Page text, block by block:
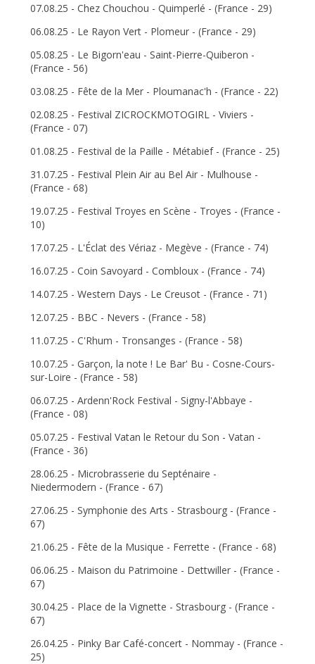
07.08.25 - Chez Chouchou - Quimperlé - (France - 29)
06.08.25 - Le Rayon Vert - Plomeur - (France - 29)
05.08.25 - Le Bigorn'eau - Saint-Pierre-Quiberon -
(France - 56)
03.08.25 - Fête de la Mer - Ploumanac'h - (France - 22)
02.08.25 - Festival ZICROCKMOTOGIRL - Viviers -
(France - 07)
01.08.25 - Festival de la Paille - Métabief - (France - 25)
31.07.25 - Festival Plein Air au Bel Air - Mulhouse -
(France - 68)
19.07.25 - Festival Troyes en Scène - Troyes - (France -
10)
17.07.25 - L'Éclat des Vériaz - Megève - (France - 74)
16.07.25 - Coin Savoyard - Combloux - (France - 74)
14.07.25 - Western Days - Le Creusot - (France - 71)
12.07.25 - BBC - Nevers - (France - 58)
11.07.25 - C'Rhum - Tronsanges - (France - 58)
10.07.25 - Garçon, la note ! Le Bar' Bu - Cosne-Cours-
sur-Loire - (France - 58)
06.07.25 - Ardenn'Rock Festival - Signy-l'Abbaye -
(France - 08)
05.07.25 - Festival Vatan le Retour du Son - Vatan -
(France - 36)
28.06.25 - Microbrasserie du Septénaire -
Niedermodern - (France - 67)
27.06.25 - Symphonie des Arts - Strasbourg - (France -
67)
21.06.25 - Fête de la Musique - Ferrette - (France - 68)
06.06.25 - Maison du Patrimoine - Dettwiller - (France -
67)
30.04.25 - Place de la Vignette - Strasbourg - (France -
67)
26.04.25 - Pinky Bar Café-concert - Nommay - (France -
25)